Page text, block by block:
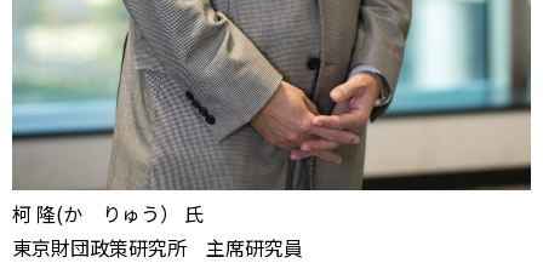
柯 隆(か りゅう） 氏
東京財団政策研究所 主席研究員